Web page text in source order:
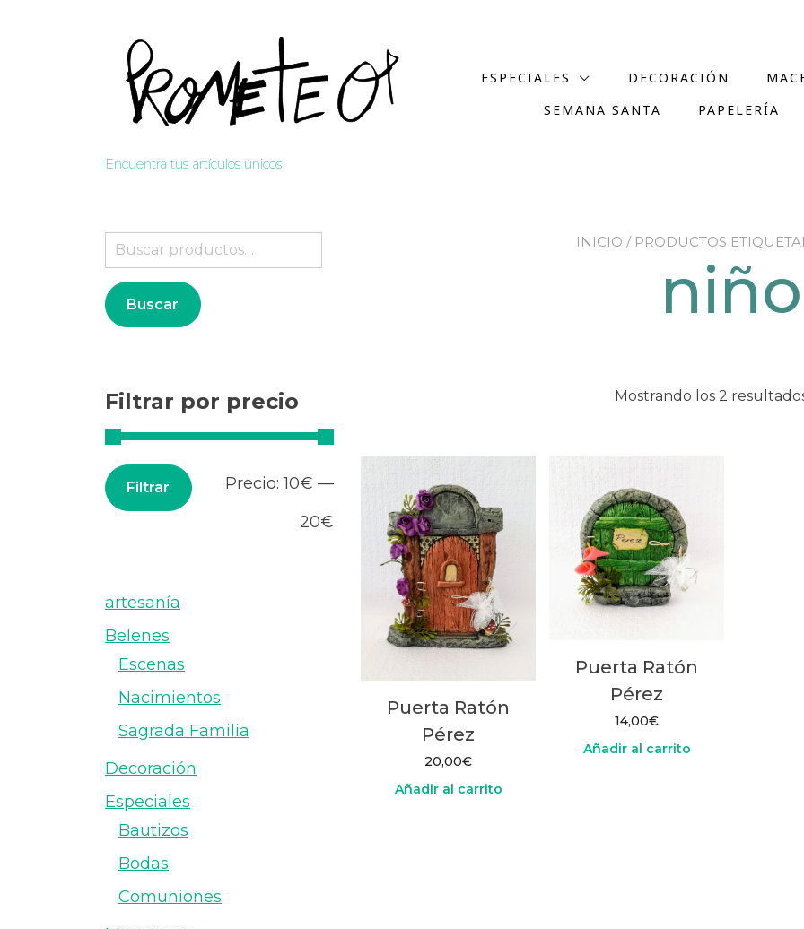
Encuentra tus artículos únicos
ESPECIALES DECORACIÓN
SEMANA SANTA
PAPELERÍA
INICIO / PRODUCTOS
niño
Mostrando los 2
Puerta Ratón
Pérez
20,00€
Añadir al carrito
Puerta Ratón
Pérez
14,00€
Añadir al carrito
Buscar
por:
Buscar
Filtrar por precio
Precio
mínimo
Precio
máximo
Filtrar Precio:10€ —
20€
artesanía
Belenes
Escenas
Nacimientos
Sagrada Familia
Decoración
Especiales
Bautizos
Bodas
Comuniones